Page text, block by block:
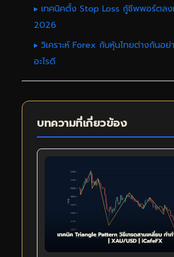
▸ เทคนิคตั้ง Stop Loss กู้ชีพพอร์ตล
2026
▸ วิเคราะห์ Forex กับหุ้นไทยต่างกันอ
อะไรดี
บทความที่เกี่ยวข้อง